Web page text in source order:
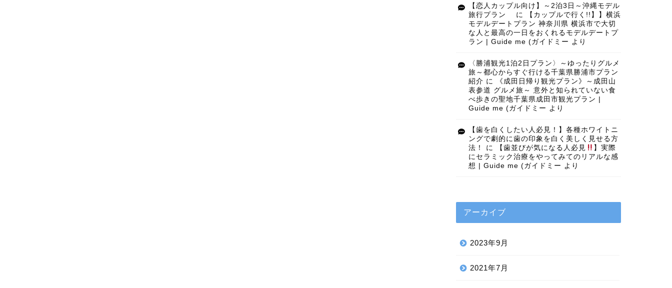
【恋人カップル向け】～2泊3日～沖縄モデル
旅行プラン
に
【カップルで行く!!】】横浜
モデルデートプラン 神奈川県 横浜市で大切
な人と最高の一日をおくれるモデルデートプ
ラン | Guide me (ガイドミー より
〈勝浦観光1泊2日プラン〉～ゆったりグルメ
旅～都心からすぐ行ける千葉県勝浦市プラン
紹介 に
《成田日帰り観光プラン》～成田山
表参道 グルメ旅～ 意外と知られていない食
べ歩きの聖地千葉県成田市観光プラン |
Guide me (ガイドミー より
【歯を白くしたい人必見！】各種ホワイトニ
ングで劇的に歯の印象を白く美しく見せる方
法！
に 【歯並びが気になる人必見
】実際
にセラミック治療をやってみてのリアルな感
想 | Guide me (ガイドミー より
アーカイブ
2023年9月
2021年7月